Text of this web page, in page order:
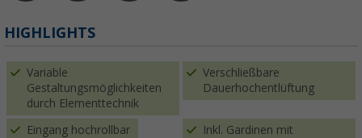
HIGHLIGHTS
Variable
Gestaltungsmöglichkeiten
durch Elementtechnik
Verschließbare
Dauerhochentlüftung
Eingang hochrollbar
Inkl. Gardinen mit